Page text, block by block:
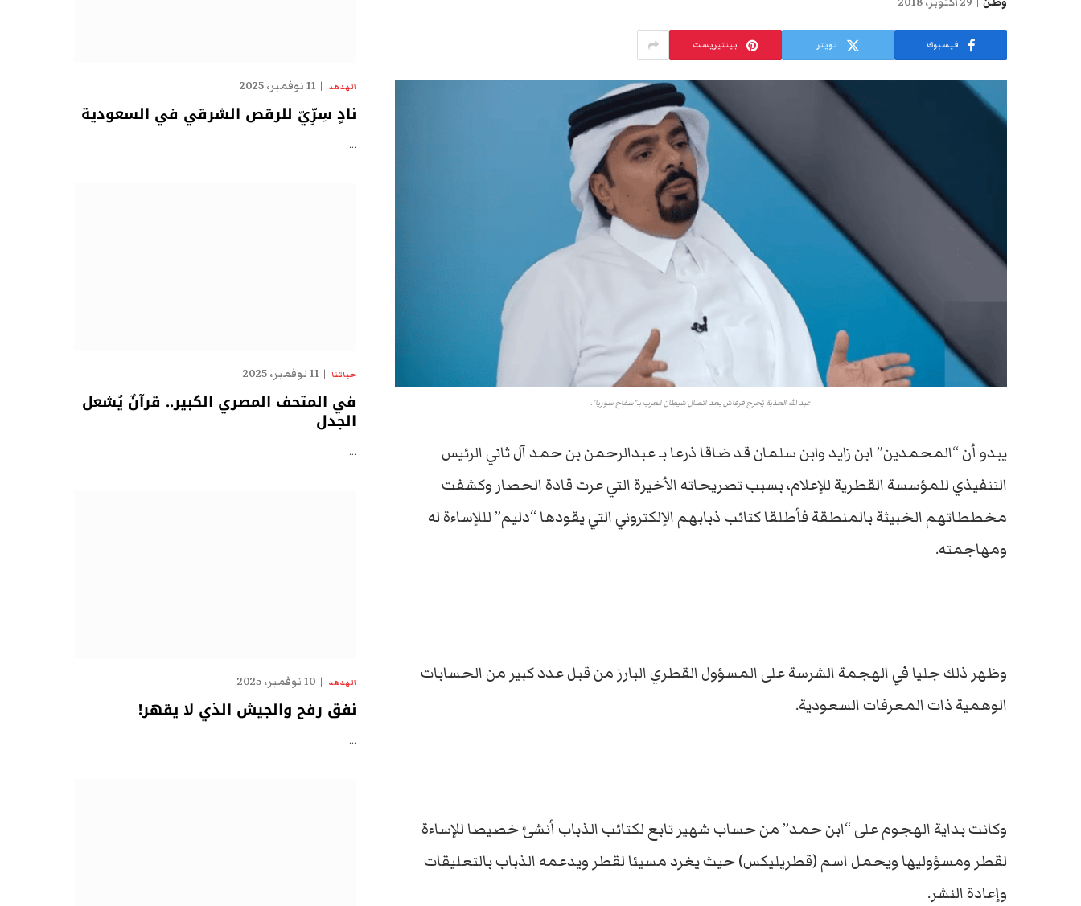
فيسبوك تويتر بينتيريست
عبد الله العذبة يُحرج قرقاش بعد اتصال شيطان العرب بـ"سفاح سوريا".
يبدو أن “المحمدين” ابن زايد وابن سلمان قد ضاقا ذرعا بـ عبدالرحمن بن حمد آل ثاني الرئيس
التنفيذي للمؤسسة القطرية للإعلام، بسبب تصريحاته الأخيرة التي عرت قادة الحصار وكشفت
مخططاتهم الخبيثة بالمنطقة فأطلقا كتائب ذبابهم الإلكتروني التي يقودها “دليم” لللإساءة له
ومهاجمته.
وظهر ذلك جليا في الهجمة الشرسة على المسؤول القطري البارز من قبل عدد كبير من الحسابات
الوهمية ذات المعرفات السعودية.
وكانت بداية الهجوم على “ابن حمد” من حساب شهير تابع لكتائب الذباب أنشئ خصيصا للإساءة
لقطر ومسؤوليها ويحمل اسم (قطريليكس) حيث يغرد مسيئا لقطر ويدعمه الذباب بالتعليقات
وإعادة النشر.
الهدهد 11 نوفمبر، 2025
نادٍ سِرِّيّ للرقص الشرقي في السعودية
…
حياتنا 11 نوفمبر، 2025
في المتحف المصري الكبير.. قرآنٌ يُشعل
الجدل
…
الهدهد 10 نوفمبر، 2025
نفق رفح والجيش الذي لا يقهر!
…